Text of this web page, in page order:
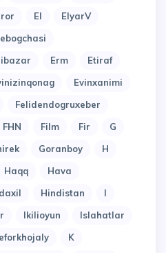
El
ElyarV
Erm
Etiraf
Evinxanimi
Felidendogruxeber
FHN Film Fir
G
Goranboy
H
Haqq
Hava
Hindistan
I
Ikilioyun
Islahatlar
K